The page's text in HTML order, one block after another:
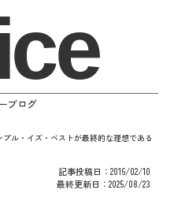
ブログ
プル・イズ・ベストが最終的な理想である
記事投稿日：2016/02/10
最終更新日：2025/08/23